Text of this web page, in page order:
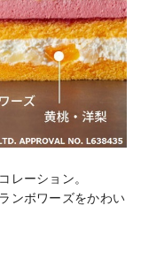
レーション。
ンボワーズをかわい